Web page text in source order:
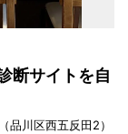
断サイトを自
品川区西五反田2）